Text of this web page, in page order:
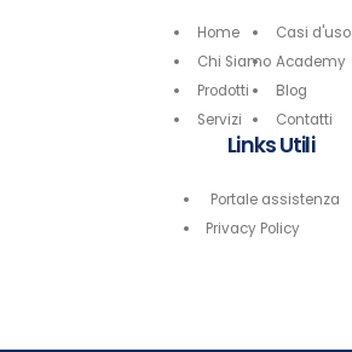
Home
Chi Siamo
Prodotti
Servizi
Casi d'uso
Academy
Blog
Contatti
Links Utili
Portale assistenza
Privacy Policy